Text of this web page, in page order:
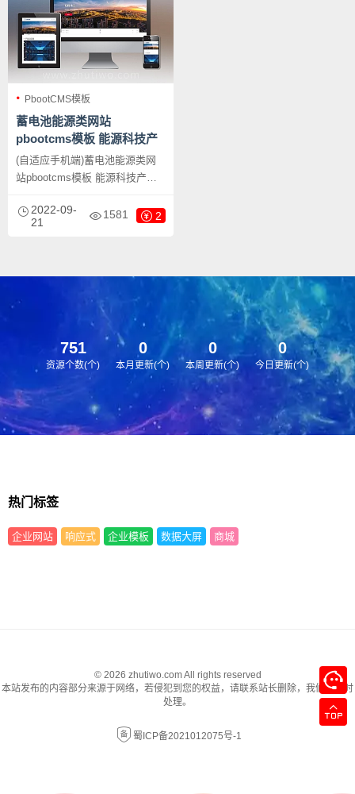
把文字图片换成其他行业的即
可；
PbootCMS模板
蓄电池能源类网站
pbootcms模板 能源科技产
品网站源码下载
(自适应手机端)蓄电池能源类网
站pbootcms模板 能源科技产品
开发的网站模板，该模板适用于
蓄电池网站模板、电池能源网站
2022-09-
21
1581 2
751
资源个数(个)
0
本月更新(个)
0
本周更新(个)
0
今日更新(个)
热门标签
企业网站 响应式 企业模板 数据大屏 商城
© 2026 zhutiwo.com All rights reserved
本站发布的内容部分来源于网络，若侵犯到您的权益，请联系站长删除，我们将及时
处理。
蜀ICP备2021012075号-1